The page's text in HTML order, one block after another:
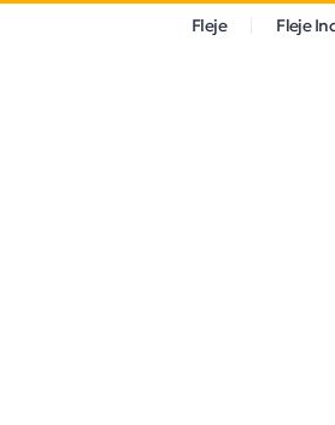
Fleje Fleje